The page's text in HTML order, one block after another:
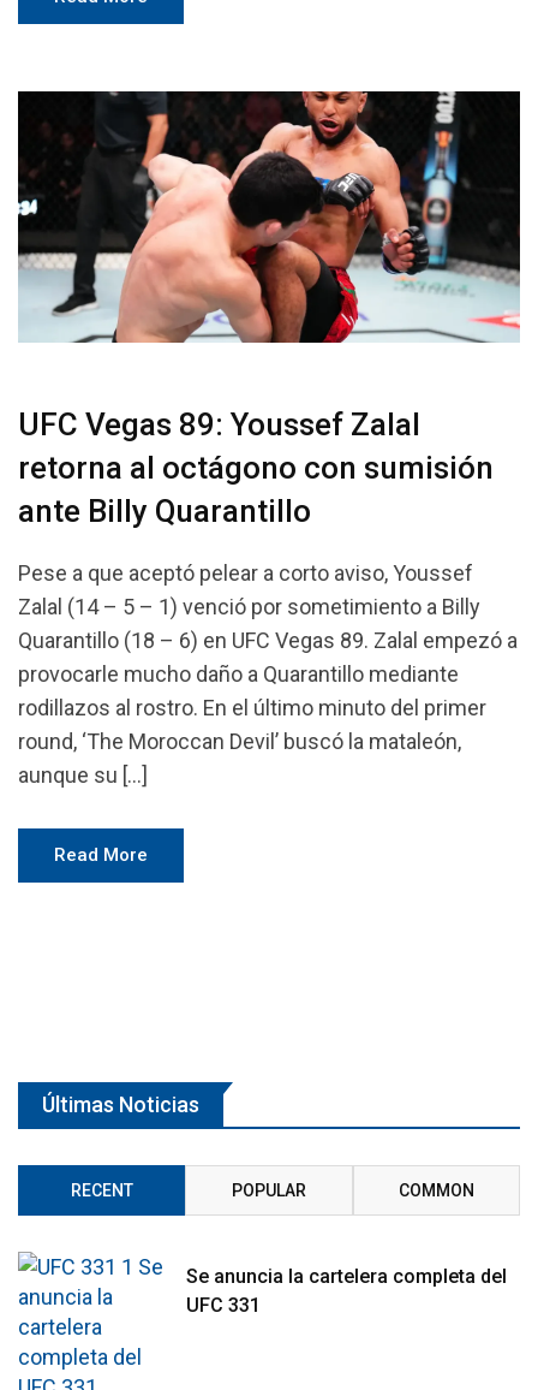
UFC Vegas 89: Youssef Zalal
retorna al octágono con sumisión
ante Billy Quarantillo
Pese a que aceptó pelear a corto aviso, Youssef
Zalal (14 – 5 – 1) venció por sometimiento a Billy
Quarantillo (18 – 6) en UFC Vegas 89. Zalal empezó a
provocarle mucho daño a Quarantillo mediante
rodillazos al rostro. En el último minuto del primer
round, ‘The Moroccan Devil’ buscó la mataleón,
aunque su […]
Read More
Últimas Noticias
RECENT POPULAR COMMON
Se anuncia la cartelera completa del
UFC 331